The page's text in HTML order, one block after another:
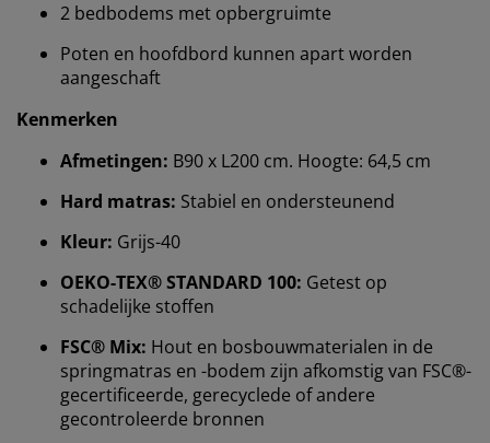
2 bedbodems met opbergruimte
Poten en hoofdbord kunnen apart worden
aangeschaft
Kenmerken
Afmetingen: B90 x L200 cm. Hoogte: 64,5 cm
Hard matras: Stabiel en ondersteunend
Kleur: Grijs-40
OEKO-TEX® STANDARD 100: Getest op
schadelijke stoffen
FSC® Mix: Hout en bosbouwmaterialen in de
springmatras en -bodem zijn afkomstig van FSC®-
gecertificeerde, gerecyclede of andere
gecontroleerde bronnen
Wij personaliseren jouw ervaring
Bij JYSK gebruiken we cookies en mobiele
identificatoren om je een goede ervaring te bieden
tijdens het bezoeken van onze website. Cookies
verzamelen informatie over jou om functionaliteit,